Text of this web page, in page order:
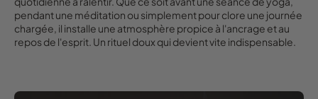
pendant une méditation ou simplement pour clore une journée
chargée, il installe une atmosphère propice à l'ancrage et au
repos de l'esprit. Un rituel doux qui devient vite indispensable.